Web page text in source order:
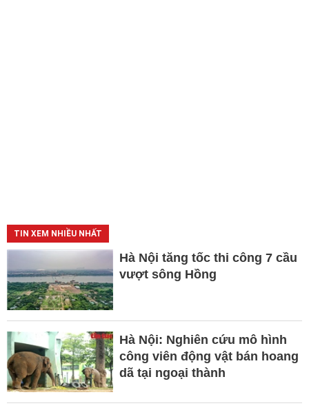
TIN XEM NHIỀU NHẤT
Hà Nội tăng tốc thi công 7 cầu
vượt sông Hồng
Hà Nội: Nghiên cứu mô hình
công viên động vật bán hoang
dã tại ngoại thành